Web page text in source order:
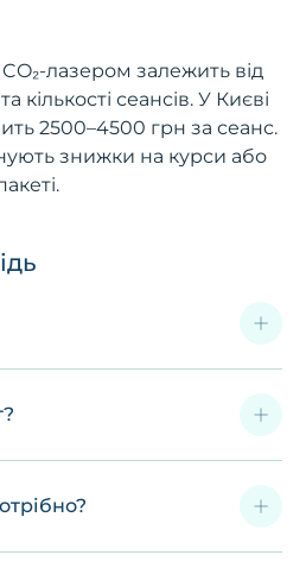
лазером залежить від
кількості сеансів. У Києві
2500–4500 грн за сеанс.
знижки на курси або